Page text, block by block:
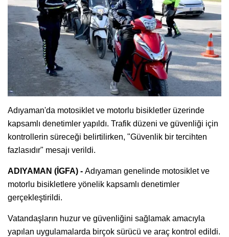
Adıyaman'da motosiklet ve motorlu bisikletler üzerinde
kapsamlı denetimler yapıldı. Trafik düzeni ve güvenliği için
kontrollerin süreceği belirtilirken, "Güvenlik bir tercihten
fazlasıdır" mesajı verildi.
ADIYAMAN (İGFA) - Adıyaman genelinde motosiklet ve
motorlu bisikletlere yönelik kapsamlı denetimler
gerçekleştirildi.
Vatandaşların huzur ve güvenliğini sağlamak amacıyla
yapılan uygulamalarda birçok sürücü ve araç kontrol edildi.